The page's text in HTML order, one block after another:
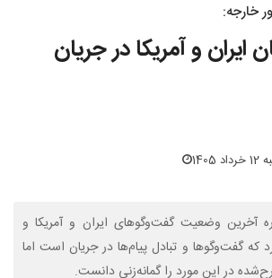
خارجه:
ایران و آمریکا در جریان
آخرین وضعیت گفت‌وگوهای ایران و آمریکا و
گفت‌وگوها و تبادل پیام‌ها در جریان است اما
در این مورد را گمانه‌زنی دانست.